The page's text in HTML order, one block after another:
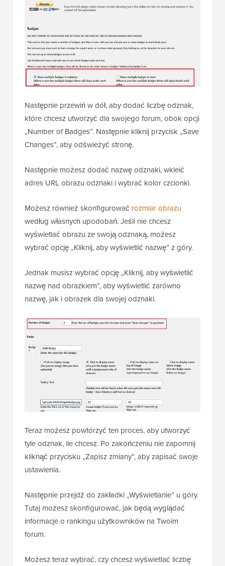
Następnie przewiń w dół, aby dodać liczbę odznak,
które chcesz utworzyć dla swojego forum, obok opcji
„Number of Badges”. Następnie kliknij przycisk „Save
Changes”, aby odświeżyć stronę.
Następnie możesz dodać nazwę odznaki, wkleić
adres URL obrazu odznaki i wybrać kolor czcionki.
Możesz również skonfigurować rozmiar obrazu
według własnych upodobań. Jeśli nie chcesz
wyświetlać obrazu ze swoją odznaką, możesz
wybrać opcję „Kliknij, aby wyświetlić nazwę” z góry.
Jednak musisz wybrać opcję „Kliknij, aby wyświetlić
nazwę nad obrazkiem”, aby wyświetlić zarówno
nazwę, jak i obrazek dla swojej odznaki.
Teraz możesz powtórzyć ten proces, aby utworzyć
tyle odznak, ile chcesz. Po zakończeniu nie zapomnij
kliknąć przycisku „Zapisz zmiany”, aby zapisać swoje
ustawienia.
Następnie przejdź do zakładki „Wyświetlanie” u góry.
Tutaj możesz skonfigurować, jak będą wyglądać
informacje o rankingu użytkowników na Twoim
forum.
Możesz teraz wybrać, czy chcesz wyświetlać liczbę